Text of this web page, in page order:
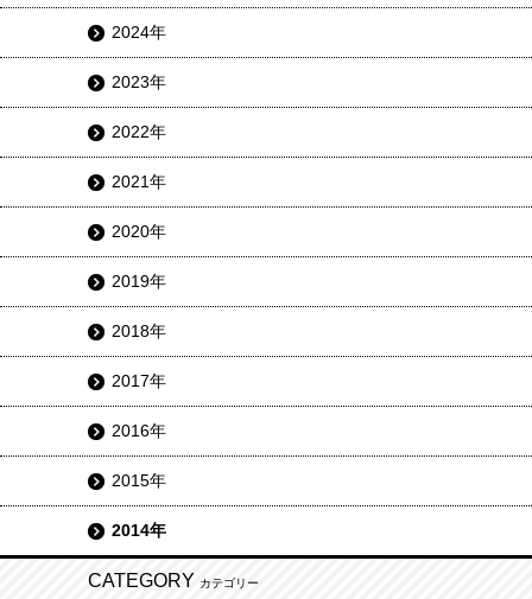
2024年
2023年
2022年
2021年
2020年
2019年
2018年
2017年
2016年
2015年
2014年
CATEGORY カテゴリー